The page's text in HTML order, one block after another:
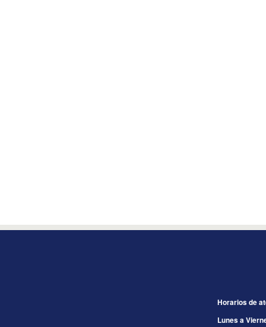
Horarios de
Lunes a